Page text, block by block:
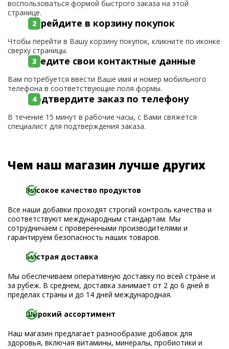
воспользоваться формой быстрого заказа на этой
странице.
Перейдите в корзину покупок
Чтобы перейти в Вашу корзину покупок, кликните по иконке
сверху страницы.
Введите свои контактные данные
Вам потребуется ввести Ваше имя и номер мобильного
телефона в соответствующие поля формы.
Подтвердите заказ по телефону
В течение 15 минут в рабочие часы, с Вами свяжется
специалист для подтверждения заказа.
Чем наш магазин лучше других
Высокое качество продуктов
Все наши добавки проходят строгий контроль качества и
соответствуют международным стандартам. Мы
сотрудничаем с проверенными производителями и
гарантируем безопасность наших товаров.
Быстрая доставка
Мы обеспечиваем оперативную доставку по всей стране и
за рубеж. В среднем, доставка занимает от 2 до 6 дней в
пределах страны и до 14 дней международная.
Широкий ассортимент
Наш магазин предлагает разнообразие добавок для
здоровья, включая витамины, минералы, пробиотики и